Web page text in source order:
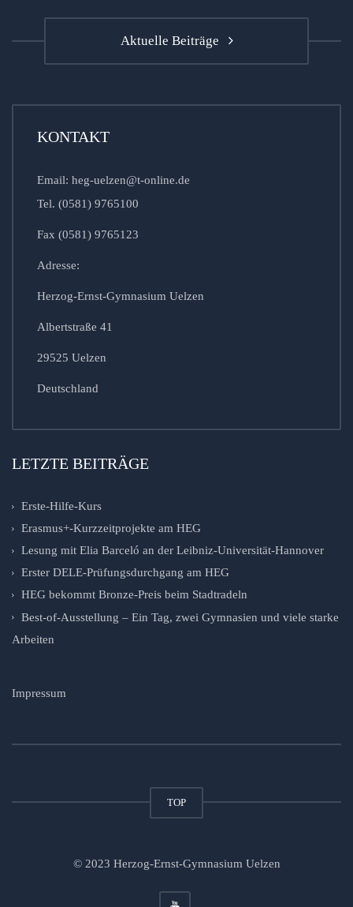
Aktuelle Beiträge
KONTAKT
Email: heg-uelzen@t-online.de
Tel. (0581) 9765100
Fax (0581) 9765123
Adresse:
Herzog-Ernst-Gymnasium Uelzen
Albertstraße 41
29525 Uelzen
Deutschland
LETZTE BEITRÄGE
Erste-Hilfe-Kurs
Erasmus+-Kurzzeitprojekte am HEG
Lesung mit Elia Barceló an der Leibniz-Universität-Hannover
Erster DELE-Prüfungsdurchgang am HEG
HEG bekommt Bronze-Preis beim Stadtradeln
Best-of-Ausstellung – Ein Tag, zwei Gymnasien und viele starke
Arbeiten
Impressum
TOP
© 2023 Herzog-Ernst-Gymnasium Uelzen